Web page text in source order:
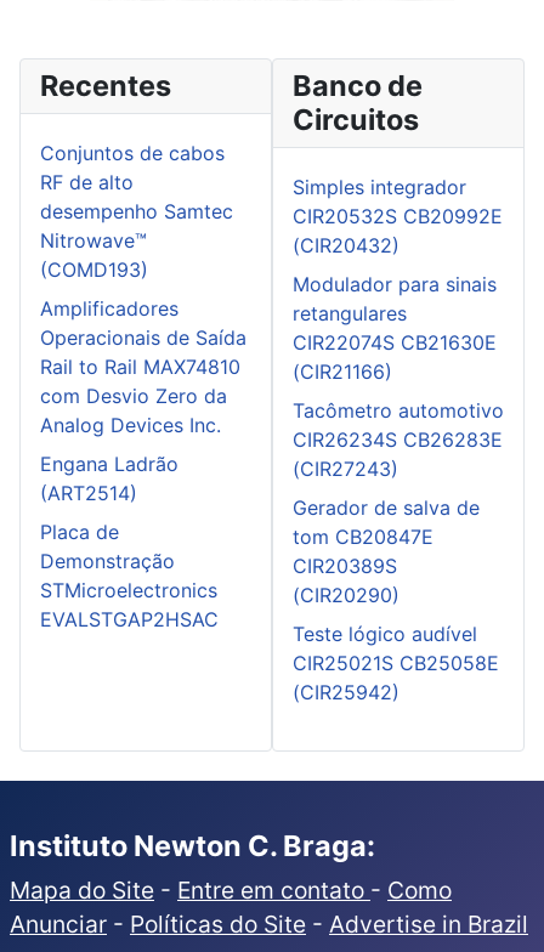
Recentes
Conjuntos de cabos
RF de alto
desempenho Samtec
Nitrowave™
(COMD193)
Amplificadores
Operacionais de Saída
Rail to Rail MAX74810
com Desvio Zero da
Analog Devices Inc.
Engana Ladrão
(ART2514)
Placa de
Demonstração
STMicroelectronics
EVALSTGAP2HSAC
Banco de
Circuitos
Simples integrador
CIR20532S CB20992E
(CIR20432)
Modulador para sinais
retangulares
CIR22074S CB21630E
(CIR21166)
Tacômetro automotivo
CIR26234S CB26283E
(CIR27243)
Gerador de salva de
tom CB20847E
CIR20389S
(CIR20290)
Teste lógico audível
CIR25021S CB25058E
(CIR25942)
Instituto Newton C. Braga:
Mapa do Site - Entre em contato - Como
Anunciar - Políticas do Site - Advertise in Brazil